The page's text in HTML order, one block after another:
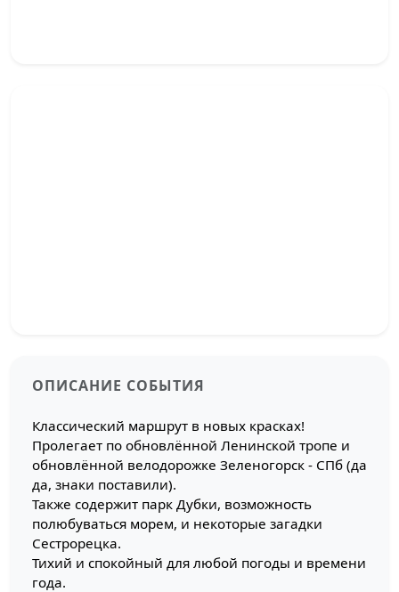
ОПИСАНИЕ СОБЫТИЯ
Классический маршрут в новых красках!
Пролегает по обновлённой Ленинской тропе и
обновлённой велодорожке Зеленогорск - СПб (да
да, знаки поставили).
Также содержит парк Дубки, возможность
полюбуваться морем, и некоторые загадки
Сестрорецка.
Тихий и спокойный для любой погоды и времени
года.